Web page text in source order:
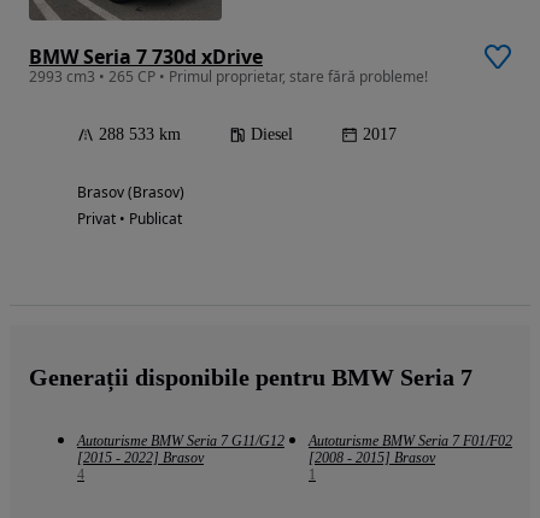
BMW Seria 7 730d xDrive
2993 cm3 • 265 CP • Primul proprietar, stare fără probleme!
288 533 km Diesel 2017
Brasov (Brasov)
Privat • Publicat
Generații disponibile pentru BMW Seria 7
Autoturisme BMW Seria 7 G11/G12
[2015 - 2022] Brasov
4
Autoturisme BMW Seria 7 F01/F02
[2008 - 2015] Brasov
1